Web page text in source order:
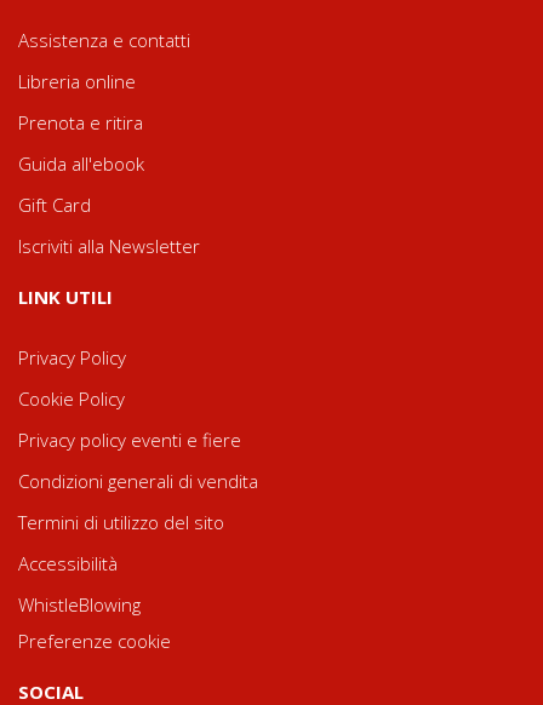
Assistenza e contatti
Libreria online
Prenota e ritira
Guida all'ebook
Gift Card
Iscriviti alla Newsletter
LINK UTILI
Privacy Policy
Cookie Policy
Privacy policy eventi e fiere
Condizioni generali di vendita
Termini di utilizzo del sito
Accessibilità
WhistleBlowing
Preferenze cookie
SOCIAL